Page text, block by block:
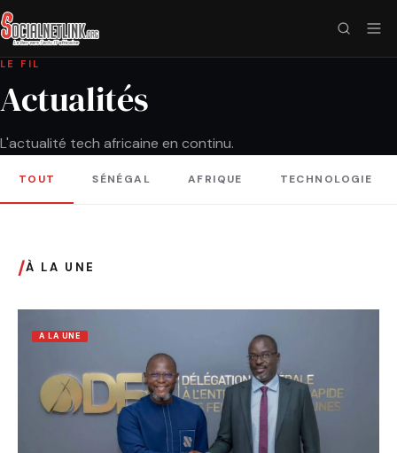
LE FIL
Actualités
L'actualité tech africaine en continu.
TOUT SÉNÉGAL AFRIQUE TECHNOLOGIE
/À LA UNE
A LA UNE